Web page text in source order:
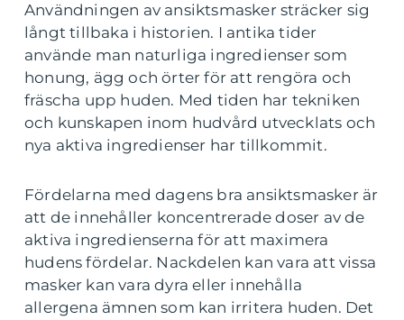
Användningen av ansiktsmasker sträcker sig
långt tillbaka i historien. I antika tider
använde man naturliga ingredienser som
honung, ägg och örter för att rengöra och
fräscha upp huden. Med tiden har tekniken
och kunskapen inom hudvård utvecklats och
nya aktiva ingredienser har tillkommit.
Fördelarna med dagens bra ansiktsmasker är
att de innehåller koncentrerade doser av de
aktiva ingredienserna för att maximera
hudens fördelar. Nackdelen kan vara att vissa
masker kan vara dyra eller innehålla
allergena ämnen som kan irritera huden. Det